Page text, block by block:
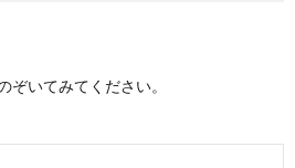
ぞいてみてください。